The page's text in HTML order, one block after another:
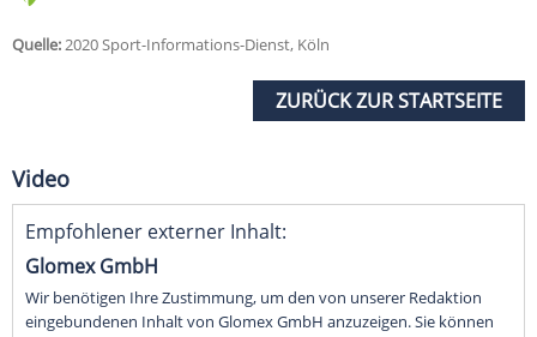
Quelle:2020 Sport-Informations-Dienst, Köln
ZURÜCK ZUR STARTSEITE
Video
Empfohlener externer Inhalt:
Glomex GmbH
Wir benötigen Ihre Zustimmung, um den von unserer Redaktion
eingebundenen Inhalt von Glomex GmbH anzuzeigen. Sie können